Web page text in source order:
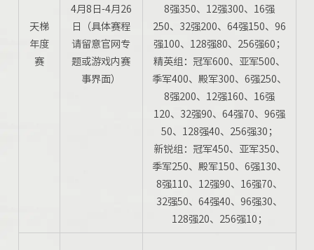
天梯
年度
赛
4月8日-4月26
日（具体赛程
请留意官网专
题或游戏内赛
事界面）
8强350、12强300、16强
250、32强200、64强150、96
强100、128强80、256强60；
精英组：冠军600、亚军500、
季军400、殿军300、6强250、
8强200、12强160、16强
120、32强90、64强70、96强
50、128强40、256强30；
新锐组：冠军450、亚军350、
季军250、殿军150、6强130、
8强110、12强90、16强70、
32强50、64强40、96强30、
128强20、256强10；